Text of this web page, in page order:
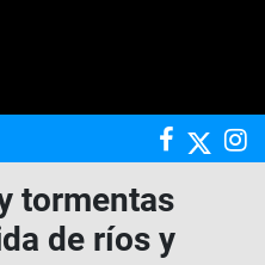
tormentas
de ríos y